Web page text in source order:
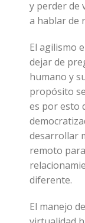
y perder de
a hablar de
El agilismo
dejar de
humano y
propósito
es por esto
desarrollar
remoto
diferente.
El manejo